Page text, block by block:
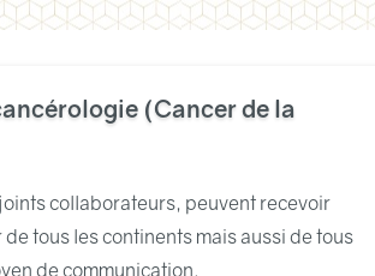
(Cancer de la
collaborateurs, peuvent recevoir
tous les continents mais aussi de tous
de communication.